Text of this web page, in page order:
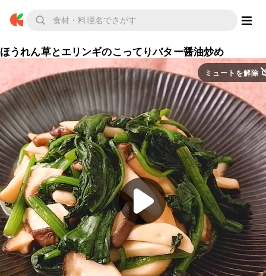
ほうれん草とエリンギのこってりバター醤油炒め
ミュートを解除